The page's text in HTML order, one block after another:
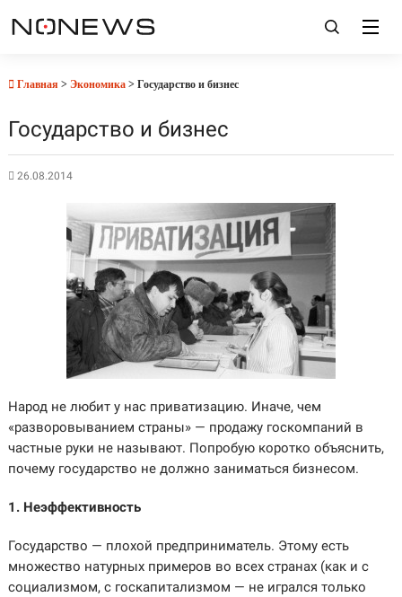
Главная > Экономика> Государство и бизнес
Государство и бизнес
26.08.2014
Народ не любит у нас приватизацию. Иначе, чем
«разворовыванием страны» — продажу госкомпаний в
частные руки не называют. Попробую коротко объяснить,
почему государство не должно заниматься бизнесом.
1. Неэффективность
Государство — плохой предприниматель. Этому есть
множество натурных примеров во всех странах (как и с
социализмом, с госкапитализмом — не игрался только